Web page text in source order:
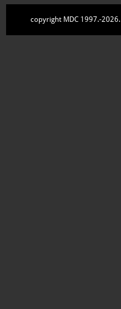
copyright MDC 1997.-2026.